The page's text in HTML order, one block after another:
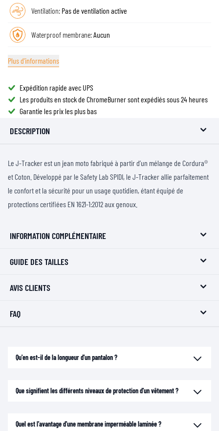
Ventilation: Pas de ventilation active
Waterproof membrane:Aucun
Plus d'informations
Expédition rapide avec UPS
Les produits en stock de ChromeBurner sont expédiés sous 24 heures
Garantie les prix les plus bas
DESCRIPTION
Le J-Tracker est un jean moto fabriqué à partir d’un mélange de Cordura®
et Coton. Développé par le Safety Lab SPIDI, le J-Tracker allie parfaitement
le confort et la sécurité pour un usage quotidien, étant équipé de
protections certifiées EN 1621-1:2012 aux genoux.
INFORMATION COMPLÉMENTAIRE
GUIDE DES TAILLES
AVIS CLIENTS
FAQ
Qu'en est-il de la longueur d'un pantalon ?
Que signifient les différents niveaux de protection d'un vêtement ?
Quel est l'avantage d'une membrane imperméable laminée ?